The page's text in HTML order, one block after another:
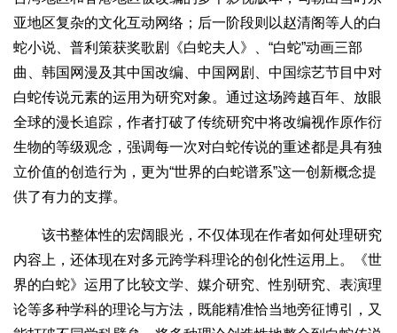
亚地区复杂的文化互动网络；后一阶段则以赵清阁等人的白
蛇小说、普利策获奖歌剧《白蛇夫人》、“白蛇”动画三部
曲、韩国网漫及其中国改编、中国网剧、中国综艺节目中对
白蛇传说元素的运用为研究对象。通过这场跨越百年、放眼
全球的漫长追踪，作者打破了传统研究中将改编视作原作衍
生物的等级观念，强调每一次对白蛇传说的重述都是具有独
立价值的创造行为，更为“世界的白蛇谱系”这一创新概念提
供了有力的支撑。
该书整体性的宏阔眼光，不仅体现在作者如何处理研究
内容上，还体现在对多元跨学科理论的创化性运用上。《世
界的白蛇》运用了比较文学、媒介研究、性别研究、表演理
论等多种学科的理论与方法，既能精准恰当地旁征博引，又